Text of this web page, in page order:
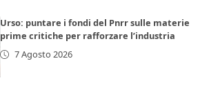
Urso: puntare i fondi del Pnrr sulle materie
prime critiche per rafforzare l’industria
7 Agosto 2026